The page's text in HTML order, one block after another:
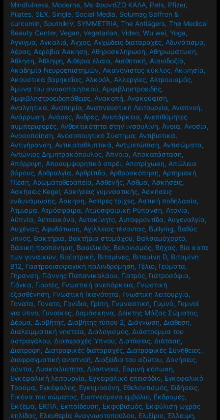
Mindfulness, Moderna, Mε ΦροντίΖΩ ΚΑΛΑ, Pets, Pfizer,
Pilates, SEX, Single, Social Media, Solumag Saffron &
curcumin, Sputnik-V, SYMMETRIA,The Antiagers,The Medical
Beauty Center,Vegan,Vegetarian,Video,Wu wei,Yoga,
Άγγιγμα, Αγκαλιά, Άγχος, Αγχώδεις διαταραχές, Αδυνάτισμα,
Αέρας, Αερόβια Άσκηση, Αθηροσκλήρωση, Αθηρωμάτωση,
Άθληση, Άθληψη, Αιθέρια έλαια, Αισθητική, Αισιοδοξία,
Ακαδημία Νευροεπιστημών, Ακανόνιστος κύκλος, Ακινησία,
Ακουστικά βαρηκοΐας, Αλκοόλ, Αλλεργίες, Αλτρουισμός,
Άμυνα του ανοσοποιητικού, Αμφιβληστροειδής,
Αμφιβληστροειδοπάθειες, Ανακοπή, Ανακούφιση,
Αναλγητικά, Αναπηρία, Αναπνευστική Λειτουργία, Αναπνοή,
Ανάρρωση, Ανάσες, Άνδρες, Ανεπάρκεια, Ανεπιθύμητες
συμπεριφορές, Ανθεκτικότητα στην ινσουλίνη, Άνοια, Ανοσία,
Ανοσοποίηση, Ανοσοποιητικό Σύστημα, Αντιβιοτικά,
Αντιγήρανση, Αντικαταθλιπτικά, Αντιμετώπιση, Αντισώματα,
Αντώνιος Δημητρακόπουλος, Άπνοια, Αποκατάσταση,
Απόρριψη, Αποσυμφορητικό σπρέι, Αποτρίχωση, Απώλεια
βάρους, Αρθραλγία, Αρθρίτιδα, Αρθροσκόπηση, Αρτηριακή
Πίεση, Αρωματοθεραπεία, Ασθενής, Άσθμα, Ασκήσεις,
Ασκήσεις Kegel, Ασκήσεις γυμναστικής, Ασκήσεις
ενδυνάμωσης, Άσκηση, Άσπρες τρίχες, Αστική ποδηλασία,
Άτμισμα, Ατμόσφαιρα, Ατμοσφαιρική Ρύπανση, Ατονία,
Αϋπνία, Αυτοεικόνα, Αυτοκίνητο, Αυτοφροντίδα, Αυχεναλγία,
Αυχένας, Αφυδάτωση, Αχίλλειος τένοντας, Βullying, Βαθύς
ύπνος, Βακτήρια, Βακτήρια στομάχου, Βαλσαμόχορτο,
Βασική προπόνηση, Βασιλικός, Βελονισμός, Βήχας, Βία κατά
των γυναικών, Βιοϊατρική, Βιταμίνες, Βιταμίνη D, Βιταμίνη
Β12, Γαστροοισοφαγική παλινδρόμηση, Γέλιο, Γεύματα,
Γήρανση, Γιάννης Παπανικολάου, Γιατρός, Γιατροσόφια,
Γιόγκα, Γιορτές, Γνωστική ανεπάρκεια, Γνωστική
εξασθένηση, Γνωστική Ικανότητα, Γνωστική λειτουργία,
Γόνατα, Γόνατο, Γονίδια, Γρίπη, Γυμναστική, Γυμνό, Γυμνοί
για ύπνο, Γυναίκες, Δαμάσκηνα, Δείκτης Μάζας Σώματος,
Δέρμα, Διαβήτης, Διαβήτης τύπου 2, Διάγνωση, Διάθεση,
Διαλειμματική νηστεία, Διαλογισμός, Διάστρεμμα του
αστραγάλου, Διαταραχές Ύπνου, Διατάσεις, Διάταση,
Διατροφή, Διατροφικές διαταραχές, Διατροφικές Συνήθειες,
Διαφραγματική αναπνοή, Διοξείδιο του αζώτου, Δονήσεις,
Δόντια, Δυσκοιλιότητα, Δύσπνοια, Εαρινή κόπωση,
Εγκεφαλική λειτουργία, Εγκεφαλικό επεισόδιο, Εγκεφαλικό
Τραύμα, Εγκέφαλος, Εγκυμοσύνη, Εθελοντισμός, Ειδήσεις,
Εικόνα του σώματος, Εισπνεόμενο εμβόλιο, Εκδρομές,
Έκζεμα, ΕΚΠΑ, Εκπαίδευση, Εκφοβισμός, Εκφύλιση ωχράς
κηλίδας, Ελευθερία Αναγνωστοπούλου, Ελιξίριο,Έλλειψη,